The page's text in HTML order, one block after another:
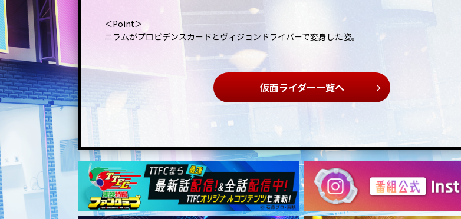
＜Point＞
ニラムがプロビデンスカードとヴィジョンドライバーで変身した姿。
仮面ライダー一覧へ